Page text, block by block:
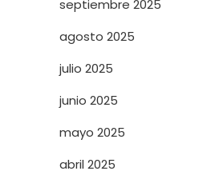
septiembre 2025
agosto 2025
julio 2025
junio 2025
mayo 2025
abril 2025